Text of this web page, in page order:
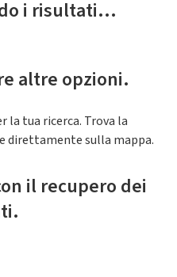
i risultati...
altre opzioni.
tua ricerca. Trova la
direttamente sulla mappa.
il recupero dei